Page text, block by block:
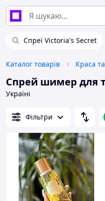
Спреї Victoria's Secret
Каталог товарів Краса
Спрей шимер для
Україні
Фільтри